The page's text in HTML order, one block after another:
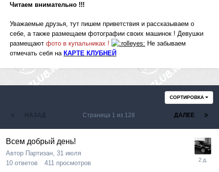
Читаем внимательно !!!
Уважаемые друзья , тут пишем приветствия и рассказываем о
себе, а также размещаем фотографии своих машинок ! Девушки
размещают фото в купальниках !
Не забываем
отмечать себя на КАРТЕ КЛУБНЕЙ
СОРТИРОВКА
НАЗАД ДАЛЕЕ
Страница 1 из 128
Всем добрый день!
Автор Партизан, 31 июля
10 ответов 411 просмотров